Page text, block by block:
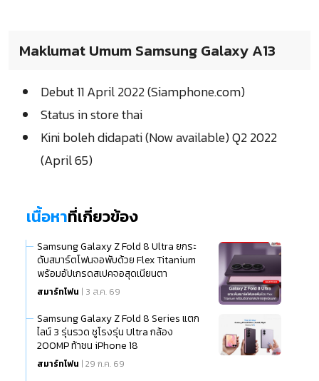
Maklumat Umum Samsung Galaxy A13
Debut 11 April 2022 (Siamphone.com)
Status in store thai
Kini boleh didapati (Now available) Q2 2022
(April 65)
เนื้อหาที่เกี่ยวข้อง
Samsung Galaxy Z Fold 8 Ultra ยกระ
ดับสมาร์ตโฟนจอพับด้วย Flex Titanium
พร้อมอัปเกรดสเปคจอสุดเนียนตา
สมาร์ทโฟน | 3 ส.ค. 69
Samsung Galaxy Z Fold 8 Series แตก
ไลน์ 3 รุ่นรวด ชูโรงรุ่น Ultra กล้อง
200MP ท้าชน iPhone 18
สมาร์ทโฟน | 29 ก.ค. 69